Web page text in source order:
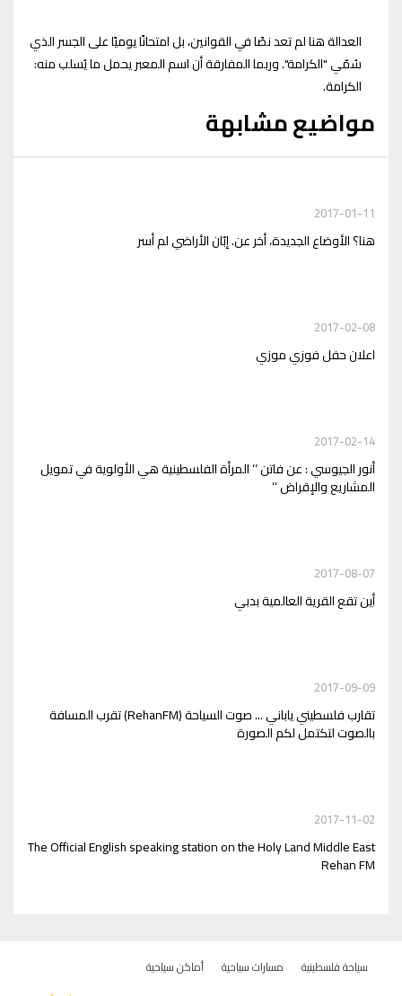
العدالة هنا لم تعد نصًا في القوانين، بل امتحانًا يوميًا على الجسر الذي
سُمّي "الكرامة". وربما المفارقة أن اسم المعبر يحمل ما يُسلب منه:
الكرامة.
مواضيع مشابهة
2017-01-11
هنا؟ الأوضاع الجديدة، أخر عن. إبّان الأراضي لم أسر
2017-02-08
اعلان حفل فوزي موزي
2017-02-14
أنور الجيوسي : عن فاتن ‘‘ المرأة الفلسطينية هي الأولوية في تمويل
المشاريع والإقراض ‘‘
2017-08-07
أين تقع القرية العالمية بدبي
2017-09-09
تقارب فلسطيني ياباني ... صوت السياحة (RehanFM) تقرب المسافة
بالصوت لتكتمل لكم الصورة
2017-11-02
The Official English speaking station on the Holy Land Middle East
Rehan FM
سياحة فلسطينية مسارات سياحية أماكن سياحية